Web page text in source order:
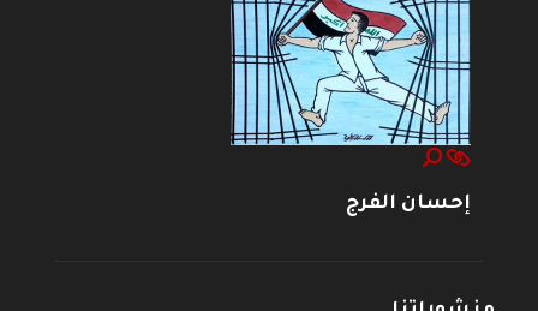
إحسان الفرج